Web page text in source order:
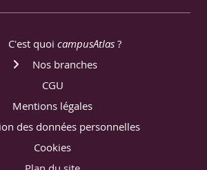
C'est quoi campusAtlas ?
Nos branches
CGU
Mentions légales
des données personnelles
Cookies